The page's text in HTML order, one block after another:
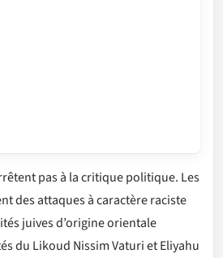
pas à la critique politique. Les
des attaques à caractère raciste
juives d’origine orientale
du Likoud Nissim Vaturi et Eliyahu